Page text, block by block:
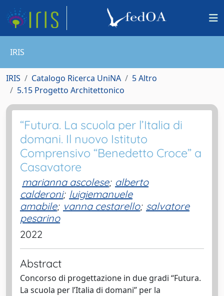
IRIS
IRIS Catalogo Ricerca UniNA
5 Altro
5.15 Progetto Architettonico
“Futura. La scuola per l’Italia di
domani. Il nuovo Istituto
Comprensivo “Benedetto Croce” a
Casavatore
marianna ascolese; alberto
calderoni; luigiemanuele
amabile; vanna cestarello; salvatore
pesarino
2022
Abstract
Concorso di progettazione in due gradi “Futura.
La scuola per l’Italia di domani” per la